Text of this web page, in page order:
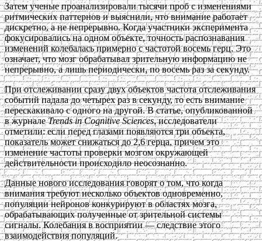
Затем ученые проанализировали тысячи проб с изменениями
ритмических паттернов и выяснили, что внимание работает
дискретно, а не непрерывно. Когда участники эксперимента
фокусировались на одном объекте, точность распознавания
изменений колебалась примерно с частотой восемь герц. Это
означает, что мозг обрабатывал зрительную информацию не
непрерывно, а лишь периодически, по восемь раз за секунду.
При отслеживании сразу двух объектов частота отслеживания
событий падала до четырех раз в секунду, то есть внимание
перескакивало с одного на другой. В статье, опубликованной
в журналеTrends in Cognitive Sciences, исследователи
отметили: если перед глазами появляются три объекта,
показатель может снижаться до 2,6 герца, причем это
изменение частоты проверки мозгом окружающей
действительности происходило неосознанно.
Данные нового исследования говорят о том, что когда
внимания требуют несколько объектов одновременно,
популяции нейронов конкурируют в областях мозга,
обрабатывающих полученные от зрительной системы
сигналы. Колебания в восприятии — следствие этого
взаимодействия популяций.